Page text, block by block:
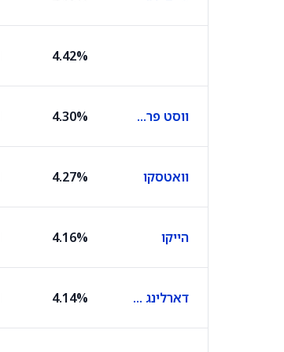
4.42%
ווסט פרמסוטיקל סרוויסס 4.30%
וואטסקו 4.27%
הייקו 4.16%
דארלינג אינגרידיינטס 4.14%